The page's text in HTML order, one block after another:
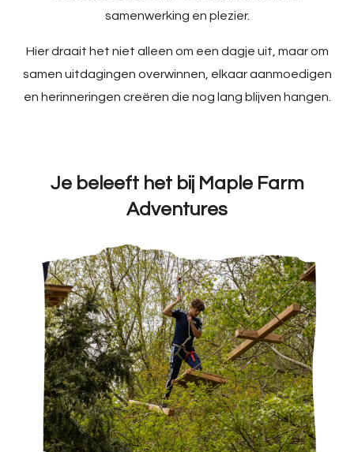
samenwerking en plezier.
Hier draait het niet alleen om een dagje uit, maar om
samen uitdagingen overwinnen, elkaar aanmoedigen
en herinneringen creëren die nog lang blijven hangen.
Je beleeft het bij Maple Farm
Adventures